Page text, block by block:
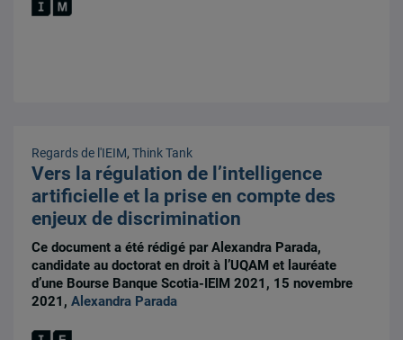
Regards de l'IEIM,Think Tank
Vers la régulation de l’intelligence
artificielle et la prise en compte des
enjeux de discrimination
Ce document a été rédigé par Alexandra Parada,
candidate au doctorat en droit à l’UQAM et lauréate
d’une Bourse Banque Scotia-IEIM 2021, 15 novembre
2021,Alexandra Parada